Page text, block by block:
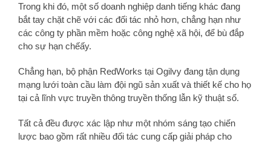
Trong khi đó, một số doanh nghiệp danh tiếng khác đang
bắt tay chặt chẽ với các đối tác nhỏ hơn, chẳng hạn như
các công ty phần mềm hoặc công nghệ xã hội, để bù đắp
cho sự hạn chếấy.
Chẳng hạn, bộ phận RedWorks tại Ogilvy đang tận dụng
mạng lưới toàn cầu làm đội ngũ sản xuất và thiết kế cho họ
tại cả lĩnh vực truyền thông truyền thống lẫn kỹ thuật số.
Tất cả đều được xác lập như một nhóm sáng tạo chiến
lược bao gồm rất nhiều đối tác cung cấp giải pháp cho